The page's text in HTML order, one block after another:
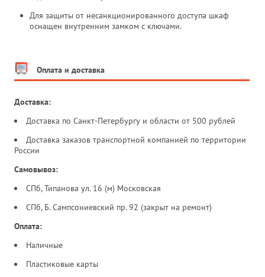
Для защиты от несанкционированного доступа шкаф
оснащен внутренним замком с ключами.
Оплата и доставка
Доставка:
Доставка по Санкт-Петербургу и области от 500 рублей
Доставка заказов транспортной компанией по территории
России
Самовывоз:
СПб, Типанова ул. 16 (м) Московская
СПб, Б. Сампсониевский пр. 92 (закрыт на ремонт)
Оплата:
Наличные
Пластиковые карты